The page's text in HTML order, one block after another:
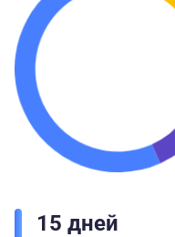
15 дней